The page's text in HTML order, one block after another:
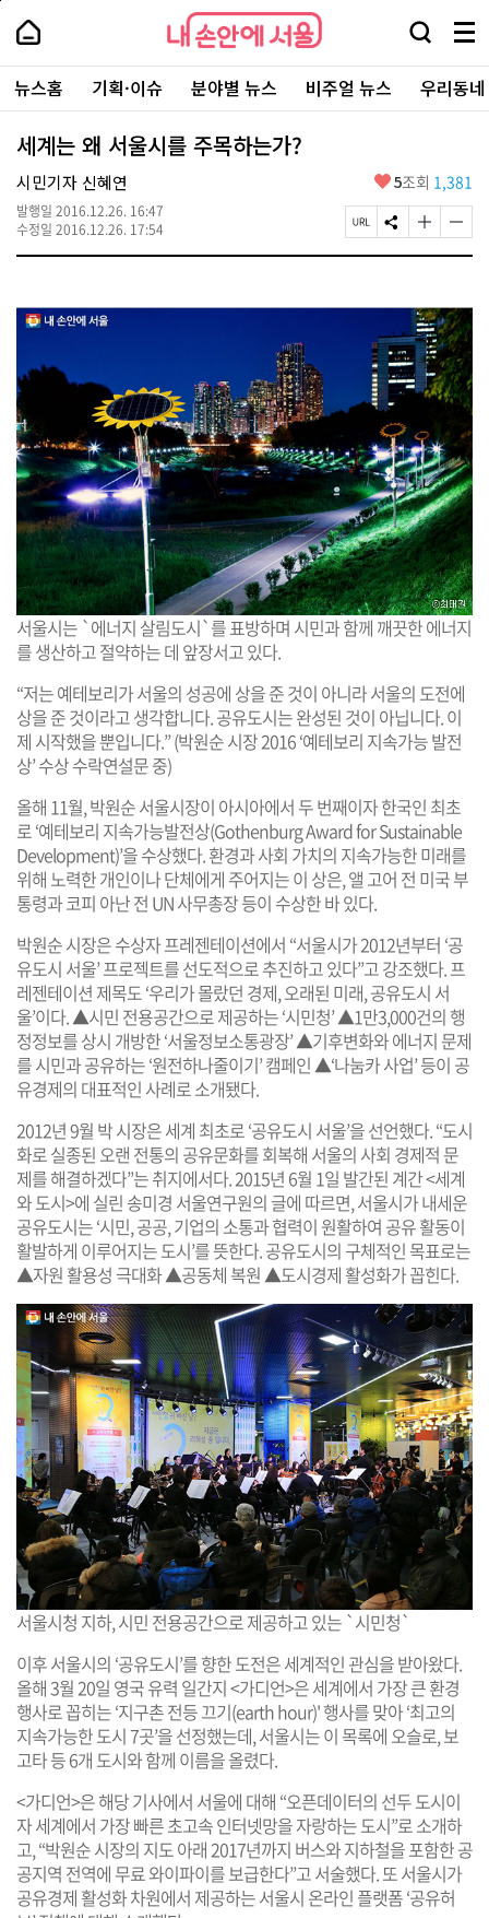
본
로
가
내
손
안
에
서
울
-
서
울
시
대
표
소
털
내
손
에
울
검
창
열
기
메
뉴
전
체
보
주
요
서
뉴스홈 기획·이슈 분야별 뉴스 비주얼 뉴스 우리동
세계는 왜 서울시를 주목하는가?
시민기자 신혜연
발행일 2016.12.26. 16:47
수정일 2016.12.26. 17:54
좋
요
5조회 1,381
페
이
R
복
사
S
N
유
기
글
자
크
게
변
경
하
기
글
자
작
게
변
경
하
기
서울시는 `에너지 살림도시`를 표방하며 시민과 함께 깨끗한 에너지
를 생산하고 절약하는 데 앞장서고 있다.
“저는 예테보리가 서울의 성공에 상을 준 것이 아니라 서울의 도전에
상을 준 것이라고 생각합니다. 공유도시는 완성된 것이 아닙니다. 이
제 시작했을 뿐입니다.” (박원순 시장 2016 ‘예테보리 지속가능 발전
상’ 수상 수락연설문 중)
올해 11월, 박원순 서울시장이 아시아에서 두 번째이자 한국인 최초
로 ‘예테보리 지속가능발전상(Gothenburg Award for Sustainable
Development)’을 수상했다. 환경과 사회 가치의 지속가능한 미래를
위해 노력한 개인이나 단체에게 주어지는 이 상은, 앨 고어 전 미국 부
통령과 코피 아난 전 UN 사무총장 등이 수상한 바 있다.
박원순 시장은 수상자 프레젠테이션에서 “서울시가 2012년부터 ‘공
유도시 서울’ 프로젝트를 선도적으로 추진하고 있다”고 강조했다. 프
레젠테이션 제목도 ‘우리가 몰랐던 경제, 오래된 미래, 공유도시 서
울’이다. ▲시민 전용공간으로 제공하는 ‘시민청’ ▲1만3,000건의 행
정정보를 상시 개방한 ‘서울정보소통광장’ ▲기후변화와 에너지 문제
를 시민과 공유하는 ‘원전하나줄이기’ 캠페인 ▲‘나눔카 사업’ 등이 공
유경제의 대표적인 사례로 소개됐다.
2012년 9월 박 시장은 세계 최초로 ‘공유도시 서울’을 선언했다. “도시
화로 실종된 오랜 전통의 공유문화를 회복해 서울의 사회 경제적 문
제를 해결하겠다”는 취지에서다. 2015년 6월 1일 발간된 계간 <세계
와 도시>에 실린 송미경 서울연구원의 글에 따르면, 서울시가 내세운
공유도시는 ‘시민, 공공, 기업의 소통과 협력이 원활하여 공유 활동이
활발하게 이루어지는 도시’를 뜻한다. 공유도시의 구체적인 목표로는
▲자원 활용성 극대화 ▲공동체 복원 ▲도시경제 활성화가 꼽힌다.
서울시청 지하, 시민 전용공간으로 제공하고 있는 `시민청`
이후 서울시의 ‘공유도시’를 향한 도전은 세계적인 관심을 받아왔다.
올해 3월 20일 영국 유력 일간지 <가디언>은 세계에서 가장 큰 환경
행사로 꼽히는 ‘지구촌 전등 끄기(earth hour)' 행사를 맞아 ‘최고의
지속가능한 도시 7곳’을 선정했는데, 서울시는 이 목록에 오슬로, 보
고타 등 6개 도시와 함께 이름을 올렸다.
<가디언>은 해당 기사에서 서울에 대해 “오픈데이터의 선두 도시이
자 세계에서 가장 빠른 초고속 인터넷망을 자랑하는 도시”로 소개하
고, “박원순 시장의 지도 아래 2017년까지 버스와 지하철을 포함한 공
공지역 전역에 무료 와이파이를 보급한다”고 서술했다. 또 서울시가
공유경제 활성화 차원에서 제공하는 서울시 온라인 플랫폼 ‘공유허
페
상
단
로